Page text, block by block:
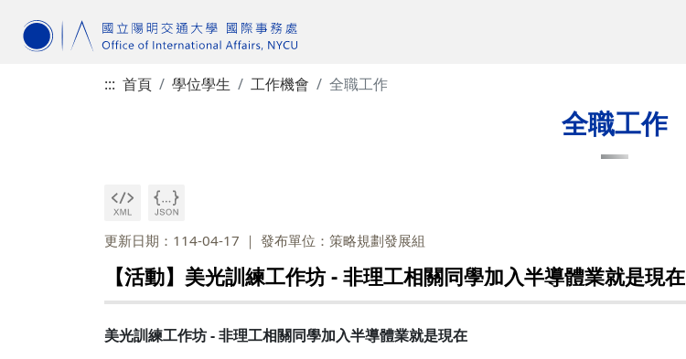
::: 首頁 學位學生 工作機會 全職工作
全職工作
更新日期：114-04-17 發布單位：策略規劃發展組
【活動】美光訓練工作坊 - 非理工相關同學加入半導體業就是現在
美光訓練工作坊 - 非理工相關同學加入半導體業就是現在